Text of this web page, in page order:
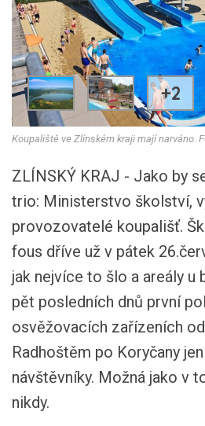
+2
Koupaliště ve Zlínském kraji mají narváno.
ZLÍNSKÝ KRAJ - Jako by
trio: Ministerstvo školství,
provozovatelé koupališť.
fous dříve už v pátek
jak nejvíce to šlo a areály u
pět posledních dnů první
osvěžovacích zařízeních
Radhoštěm po Koryčany
návštěvníky. Možná jako v
nikdy.